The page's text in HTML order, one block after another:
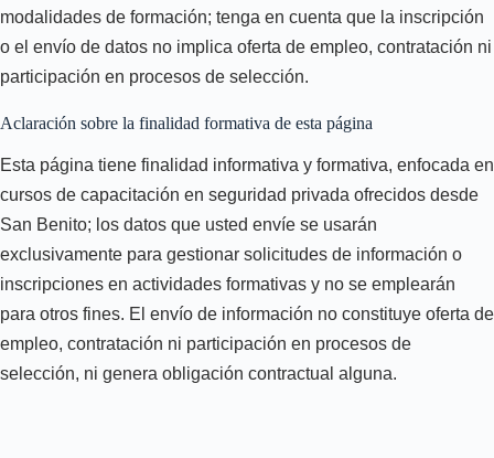
modalidades de formación; tenga en cuenta que la inscripción
o el envío de datos no implica oferta de empleo, contratación ni
participación en procesos de selección.
Aclaración sobre la finalidad formativa de esta página
Esta página tiene finalidad informativa y formativa, enfocada en
cursos de capacitación en seguridad privada ofrecidos desde
San Benito; los datos que usted envíe se usarán
exclusivamente para gestionar solicitudes de información o
inscripciones en actividades formativas y no se emplearán
para otros fines. El envío de información no constituye oferta de
empleo, contratación ni participación en procesos de
selección, ni genera obligación contractual alguna.